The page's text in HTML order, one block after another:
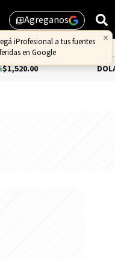
library_addAgreganos
DÓLAR BLUE